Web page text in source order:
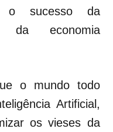
o sucesso da
da economia
o mundo todo
Artificial,
os vieses da